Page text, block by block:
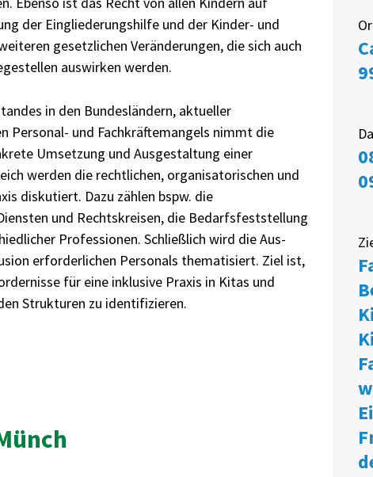
der Eingliederungshilfe und der Kinder- und
gesetzlichen Veränderungen, die sich auch
auswirken werden.
in den Bundesländern, aktueller
Personal- und Fachkräftemangels nimmt die
Umsetzung und Ausgestaltung einer
werden die rechtlichen, organisatorischen und
diskutiert. Dazu zählen bspw. die
und Rechtskreisen, die Bedarfsfeststellung
Professionen. Schließlich wird die Aus-
erforderlichen Personals thematisiert. Ziel ist,
für eine inklusive Praxis in Kitas und
Strukturen zu identifizieren.